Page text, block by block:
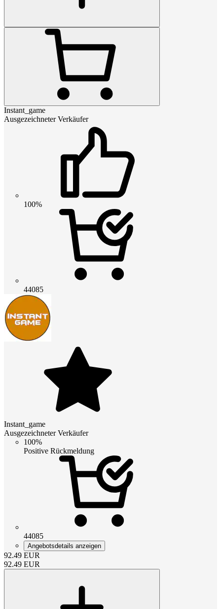
Instant_game
Ausgezeichneter Verkäufer
100%
44085
Instant_game
Ausgezeichneter Verkäufer
100%
Positive Rückmeldung
44085
Angebotsdetails anzeigen
92.49 EUR
92.49 EUR